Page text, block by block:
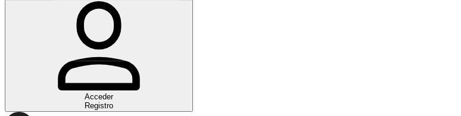
Acceder
Registro